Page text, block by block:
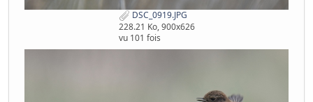
DSC_0919.JPG
228.21 Ko, 900x626
vu 101 fois